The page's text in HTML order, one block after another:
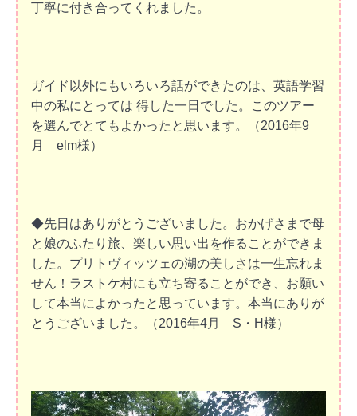
丁寧に付き合ってくれました。
ガイド以外にもいろいろ話ができたのは、英語学習
中の私にとっては 得した一日でした。このツアー
を選んでとてもよかったと思います。
（2016年9
月 elm様）
◆先日はありがとうございました。おかげさまで母
と娘のふたり旅、楽しい思い出を作ることができま
した。プリトヴィッツェの湖の美しさは一生忘れま
せん！ラストケ村にも立ち寄ることができ、お願い
して本当によかったと思っています。本当にありが
とうございました。（2016年4月 S・H様）